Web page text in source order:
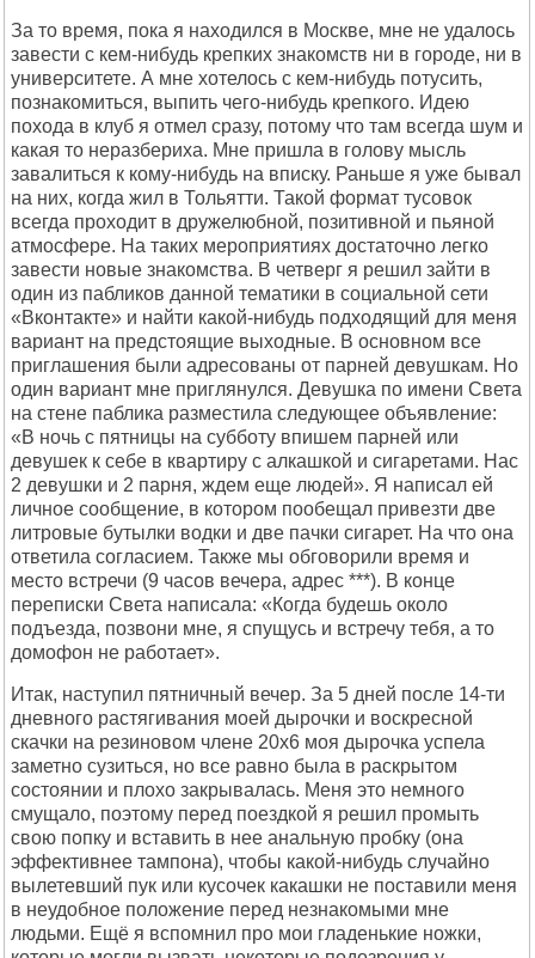
За то время, пока я находился в Москве, мне не удалось
завести с кем-нибудь крепких знакомств ни в городе, ни в
университете. А мне хотелось с кем-нибудь потусить,
познакомиться, выпить чего-нибудь крепкого. Идею
похода в клуб я отмел сразу, потому что там всегда шум и
какая то неразбериха. Мне пришла в голову мысль
завалиться к кому-нибудь на вписку. Раньше я уже бывал
на них, когда жил в Тольятти. Такой формат тусовок
всегда проходит в дружелюбной, позитивной и пьяной
атмосфере. На таких мероприятиях достаточно легко
завести новые знакомства. В четверг я решил зайти в
один из пабликов данной тематики в социальной сети
«Вконтакте» и найти какой-нибудь подходящий для меня
вариант на предстоящие выходные. В основном все
приглашения были адресованы от парней девушкам. Но
один вариант мне приглянулся. Девушка по имени Света
на стене паблика разместила следующее объявление:
«В ночь с пятницы на субботу впишем парней или
девушек к себе в квартиру с алкашкой и сигаретами. Нас
2 девушки и 2 парня, ждем еще людей». Я написал ей
личное сообщение, в котором пообещал привезти две
литровые бутылки водки и две пачки сигарет. На что она
ответила согласием. Также мы обговорили время и
место встречи (9 часов вечера, адрес ***). В конце
переписки Света написала: «Когда будешь около
подъезда, позвони мне, я спущусь и встречу тебя, а то
домофон не работает».
Итак, наступил пятничный вечер. За 5 дней после 14-ти
дневного растягивания моей дырочки и воскресной
скачки на резиновом члене 20х6 моя дырочка успела
заметно сузиться, но все равно была в раскрытом
состоянии и плохо закрывалась. Меня это немного
смущало, поэтому перед поездкой я решил промыть
свою попку и вставить в нее анальную пробку (она
эффективнее тампона), чтобы какой-нибудь случайно
вылетевший пук или кусочек какашки не поставили меня
в неудобное положение перед незнакомыми мне
людьми. Ещё я вспомнил про мои гладенькие ножки,